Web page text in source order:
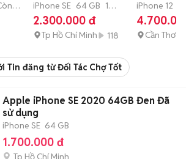
tế,98%. Zin
nguyên.bH 1T
iPhone SE 64 GB 1
tháng
2.300.000 đ
Tp Hồ Chí Minh 118
zin Main
6655
iPhone 12
tháng
Cần Thơ
Tin đăng từ Đối Tác Chợ Tốt
Apple iPhone SE 2020 64GB Đen Đã
sử dụng
iPhone SE 64 GB
1.700.000 đ
Tp Hồ Chí Minh